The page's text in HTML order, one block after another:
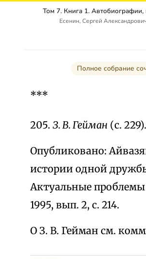
Есенин, Сергей
Полное собрание
***
205. З. В. Гейман (с.
Опубликовано:
истории одной
Актуальные
1995, вып. 2, с. 214.
О З. В. Гейман см.